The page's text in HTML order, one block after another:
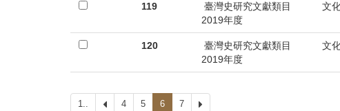
119
臺灣史研究文獻類目
2019年度
文
120
臺灣史研究文獻類目
2019年度
文
1.. 上 4 5 6 7